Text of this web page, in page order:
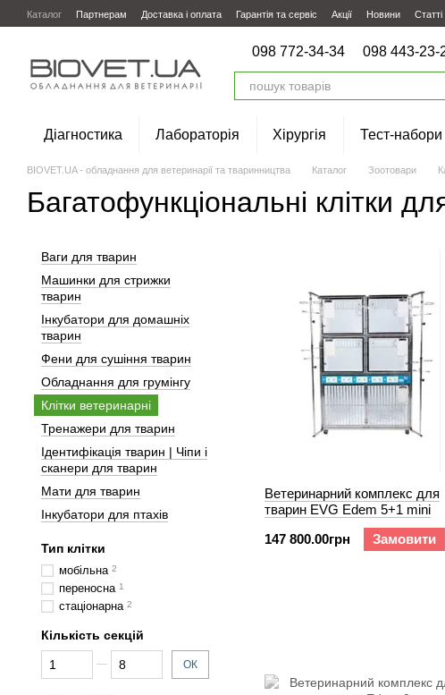
Перейти до основного контенту
Каталог Партнерам Доставка і оплата Гарантія та сервіс Акції Новини Статті
098 772-34-34 098 443-23-
Діагностика Лабораторія Хірургія Тест-набори
BIOVET.UA - обладнання для ветеринарії та тваринництва Каталог Зоотовари
Багатофункціональні клітки
Ветеринарний комплекс для
тварин EVG Edem 5+1 mini
147 800.00грн
Замовити
Ваги для тварин
Машинки для стрижки
тварин
Інкубатори для домашніх
тварин
Фени для сушіння тварин
Обладнання для грумінгу
Клітки ветеринарні
Тренажери для тварин
Ідентифікація тварин | Чіпи і
сканери для тварин
Мати для тварин
Інкубатори для птахів
Тип клітки
мобільна 2
переносна 1
стаціонарна 2
Кількість секцій
Від Кількість секцій
До Кількість секцій ОК